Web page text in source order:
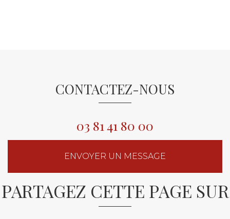
CONTACTEZ-NOUS
03 81 41 80 00
ENVOYER UN MESSAGE
PARTAGEZ CETTE PAGE SUR